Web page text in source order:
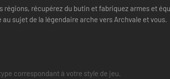
régions, récupérez du butin et fabriquez armes et
sujet de la légendaire arche vers Archvale et vous.
correspondant à votre style de jeu.